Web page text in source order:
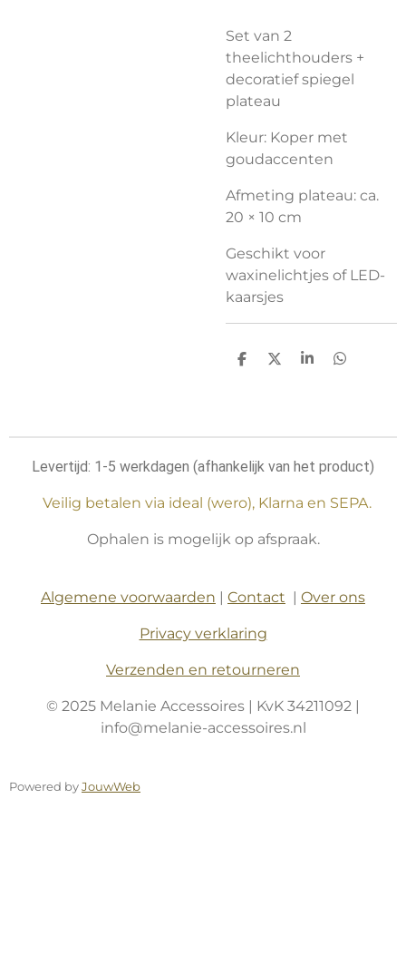
Set van 2
theelichthouders +
decoratief spiegel
plateau
Kleur: Koper met
goudaccenten
Afmeting plateau: ca.
20 × 10 cm
Geschikt voor
waxinelichtjes of LED-
kaarsjes
D
D
S
D
Levertijd: 1-5 werkdagen (afhankelijk van het product)
Veilig betalen via ideal (wero), Klarna en SEPA.
Ophalen is mogelijk op afspraak.
Algemene voorwaarden | Contact | Over ons
Privacy verklaring
Verzenden en retourneren
© 2025 Melanie Accessoires | KvK 34211092 |
info@melanie-accessoires.nl
Powered byJouwWeb